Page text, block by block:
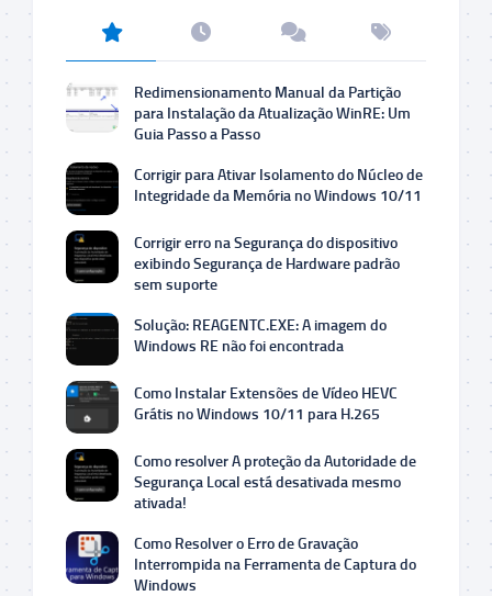
Redimensionamento Manual da Partição
para Instalação da Atualização WinRE: Um
Guia Passo a Passo
Corrigir para Ativar Isolamento do Núcleo de
Integridade da Memória no Windows 10/11
Corrigir erro na Segurança do dispositivo
exibindo Segurança de Hardware padrão
sem suporte
Solução: REAGENTC.EXE: A imagem do
Windows RE não foi encontrada
Como Instalar Extensões de Vídeo HEVC
Grátis no Windows 10/11 para H.265
Como resolver A proteção da Autoridade de
Segurança Local está desativada mesmo
ativada!
Como Resolver o Erro de Gravação
Interrompida na Ferramenta de Captura do
Windows